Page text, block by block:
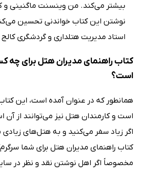
بیشتر می‌کند. من وینسنت ماگنینی و
نوشتن این کتاب خواندنی تحسین
استاد مدیریت هتلداری و گردشگری
کتاب راهنمای مدیران هتل برای چه
است؟
همانطور که در عنوان آمده است، این
است و کارمندان هتل نیز می‌توانند از آن
اگر زیاد سفر می‌کنید و به هتل‌های زیادی
کتاب راهنمای مدیران هتل برای شما
مخصوصاً اگر اهل نوشتن نقد و نظر در